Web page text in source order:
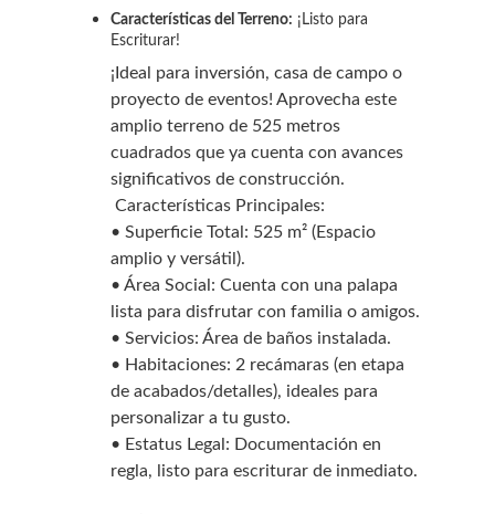
Características del Terreno: ¡Listo para
Escriturar!
¡Ideal para inversión, casa de campo o
proyecto de eventos! Aprovecha este
amplio terreno de 525 metros
cuadrados que ya cuenta con avances
significativos de construcción.
Características Principales:
• Superficie Total: 525 m² (Espacio
amplio y versátil).
• Área Social: Cuenta con una palapa
lista para disfrutar con familia o amigos.
• Servicios: Área de baños instalada.
• Habitaciones: 2 recámaras (en etapa
de acabados/detalles), ideales para
personalizar a tu gusto.
• Estatus Legal: Documentación en
regla, listo para escriturar de inmediato.